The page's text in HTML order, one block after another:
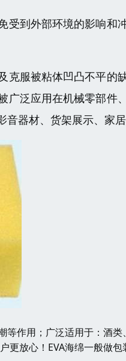
受到外部环境的影响和
克服被粘体凹凸不平的
广泛应用在机械零部件
器材、货架展示、家
等作用；广泛适用于：酒
放心！EVA海绵一般做